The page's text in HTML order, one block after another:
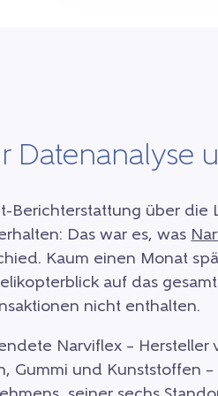
Datenanalyse
Berichterstattung über die
Das war es, was
Kaum einen Monat
auf das
nicht enthalten.
Narviflex –
Gummi und Kunststoffen